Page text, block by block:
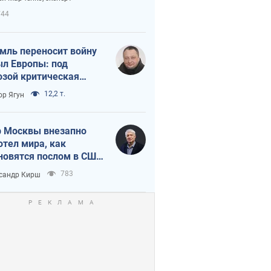
переносит войну
Европы: под
критическая
Ягун 12,2 т.
Москвы внезапно
мира, как
послом в США
украинские топ-
Кирш 783